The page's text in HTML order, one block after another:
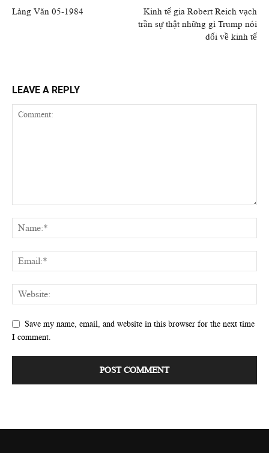
Làng Văn 05-1984
Kinh tế gia Robert Reich vạch
trần sự thật những gì Trump nói
dối về kinh tế
LEAVE A REPLY
Save my name, email, and website in this browser for the next time
I comment.